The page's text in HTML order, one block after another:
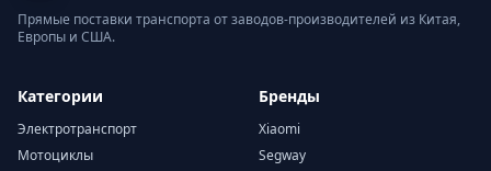
Прямые поставки транспорта от заводов-производителей из Китая,
Европы и США.
Категории
Электротранспорт
Мотоциклы
Бренды
Xiaomi
Segway